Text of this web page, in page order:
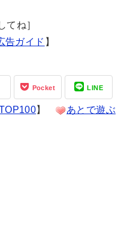
てね］
告ガイド 】
Pocket LINE
】 あとで遊ぶ